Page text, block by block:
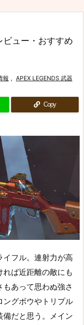
ビュー・おすすめ
報 , APEX LEGENDS 武器
Copy
フル。連射力が高
れば近距離の敵にも
あって思わぬ強さ
ングボウやトリプル
備だと思う。メイン